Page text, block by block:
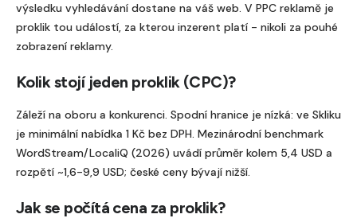
t
o
l
e
p
á
výsledku vyhledávání dostane na váš web. V PPC reklamě je
proklik tou událostí, za kterou inzerent platí - nikoli za pouhé
zobrazení reklamy.
Kolik stojí jeden proklik (CPC)?
Záleží na oboru a konkurenci. Spodní hranice je nízká: ve Skliku
je minimální nabídka 1 Kč bez DPH. Mezinárodní benchmark
WordStream/LocaliQ (2026) uvádí průměr kolem 5,4 USD a
rozpětí ~1,6-9,9 USD; české ceny bývají nižší.
Jak se počítá cena za proklik?